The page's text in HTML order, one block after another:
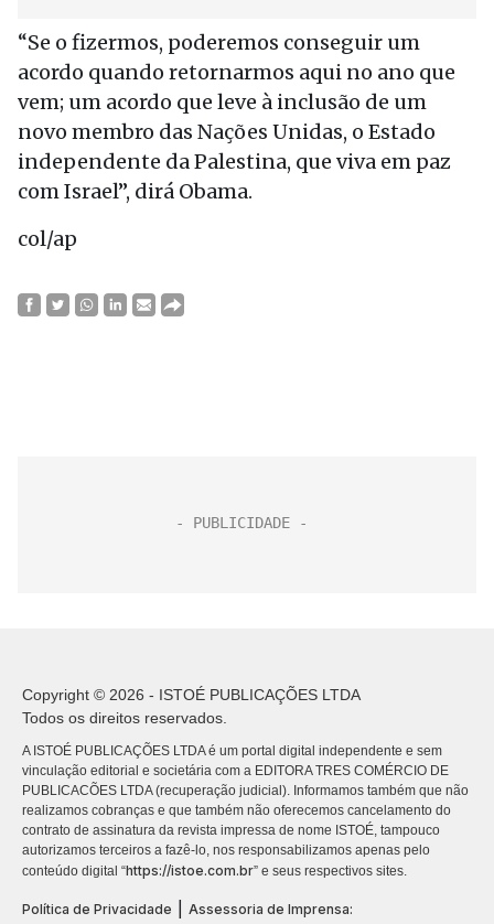
“Se o fizermos, poderemos conseguir um
acordo quando retornarmos aqui no ano que
vem; um acordo que leve à inclusão de um
novo membro das Nações Unidas, o Estado
independente da Palestina, que viva em paz
com Israel”, dirá Obama.
col/ap
Copyright © 2026 - ISTOÉ PUBLICAÇÕES LTDA
Todos os direitos reservados.
A ISTOÉ PUBLICAÇÕES LTDA é um portal digital independente e sem
vinculação editorial e societária com a EDITORA TRES COMÉRCIO DE
PUBLICACÕES LTDA (recuperação judicial). Informamos também que não
realizamos cobranças e que também não oferecemos cancelamento do
contrato de assinatura da revista impressa de nome ISTOÉ, tampouco
autorizamos terceiros a fazê-lo, nos responsabilizamos apenas pelo
conteúdo digital “https://istoe.com.br” e seus respectivos sites.
Política de Privacidade Assessoria de Imprensa: